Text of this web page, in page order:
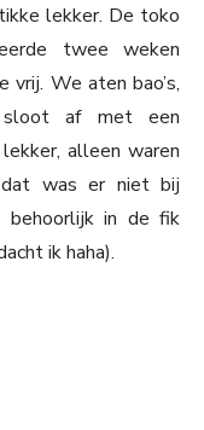
lekker. De toko
twee weken
vrij. We aten bao’s,
sloot af met een
alleen waren
was er niet bij
behoorlijk in de fik
ik haha).